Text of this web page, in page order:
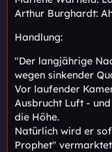
Arthur Burghardt:
Handlung:
"Der langjährige
wegen sinkender
Vor laufender
Ausbrucht Luft -
die Höhe.
Natürlich wird er
Prophet"